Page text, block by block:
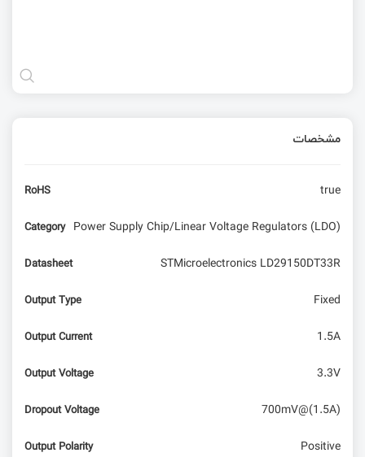
مشخصات
RoHS true
Category Power Supply Chip/Linear Voltage Regulators (LDO)
Datasheet STMicroelectronics LD29150DT33R
Output Type Fixed
Output Current 1.5A
Output Voltage 3.3V
Dropout Voltage 700mV@(1.5A)
Output Polarity Positive